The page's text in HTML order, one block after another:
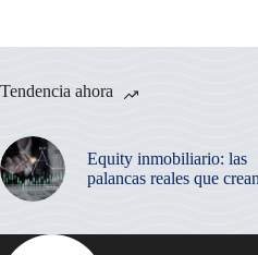
Tendencia ahora
Equity inmobiliario: las
palancas reales que